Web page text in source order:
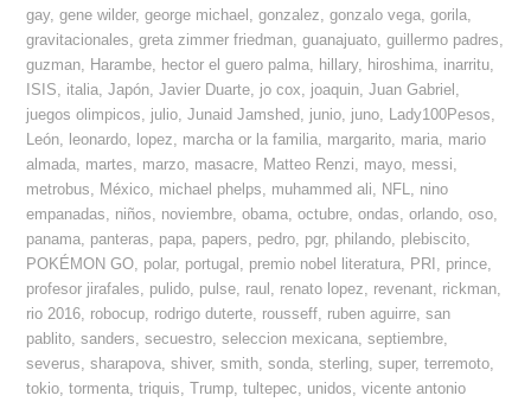
gay,gene wilder,george michael ,gonzalez ,gonzalo vega ,gorila
gravitacionales ,greta zimmer friedman ,guanajuato ,guillermo padres
guzman
Harambe hector el guero palma hillary, hiroshima inarritu
ISIS
italia ,Japón ,Javier Duarte jo cox joaquin ,Juan Gabriel
juegos olimpicos
julio ,Junaid Jamshed junio juno Lady100Pesos
León
leonardo lopez marcha or la familia margarito maria mario
almada martes marzo masacre Matteo Renzi mayo messi
metrobus
México michael phelps muhammed ali NFL
nino
empanadas
niños noviembre ,obama ,octubre ,ondas ,orlando ,oso
panama panteras papa papers pedro pgr, philando plebiscito
POKÉMON GO polar, portugal premio nobel literatura PRI prince
profesor jirafales
pulido pulse raul renato lopez revenant rickman
rio 2016 robocup rodrigo duterte rousseff ruben aguirre ,san
pablito ,sanders ,secuestro ,seleccion mexicana ,septiembre
severus ,sharapova ,shiver,smith ,sonda ,sterling ,super,terremoto
tokio ,tormenta ,triquis ,Trump ,tultepec unidos ,vicente antonio